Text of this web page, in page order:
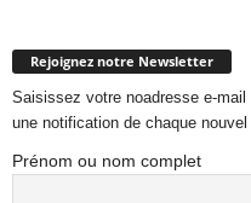
Rejoignez notre Newsletter
Saisissez votre noadresse e-
une notification de chaque nouvel
Prénom ou nom complet